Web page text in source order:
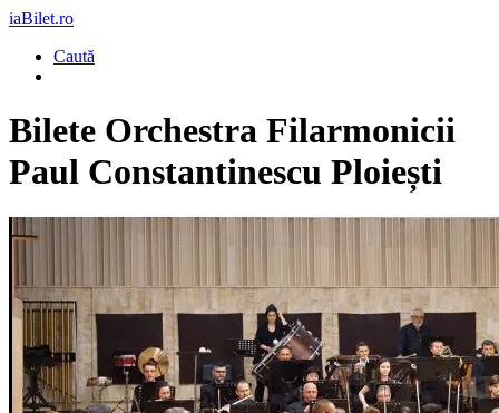
iaBilet.ro
Caută
Bilete Orchestra Filarmonicii
Paul Constantinescu Ploiești